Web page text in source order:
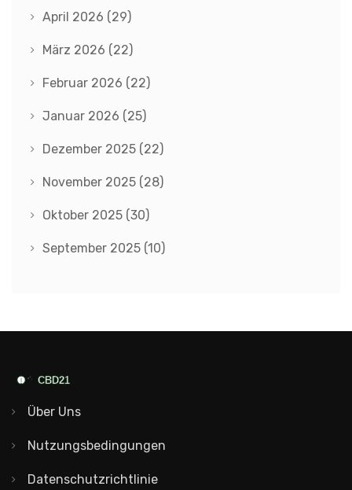
April 2026 (29)
März 2026 (22)
Februar 2026 (22)
Januar 2026 (25)
Dezember 2025 (22)
November 2025 (28)
Oktober 2025 (30)
September 2025 (10)
Über Uns
Nutzungsbedingungen
Datenschutzrichtlinie